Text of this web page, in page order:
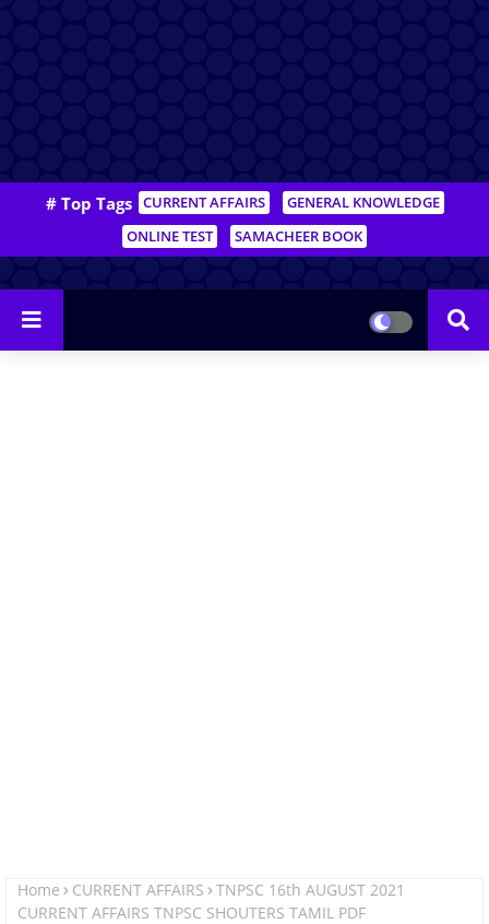
# Top Tags CURRENT AFFAIRS
GENERAL KNOWLEDGE
ONLINE TEST
SAMACHEER BOOK
Home CURRENT AFFAIRS
TNPSC 16th AUGUST 2021
CURRENT AFFAIRS TNPSC SHOUTERS TAMIL PDF